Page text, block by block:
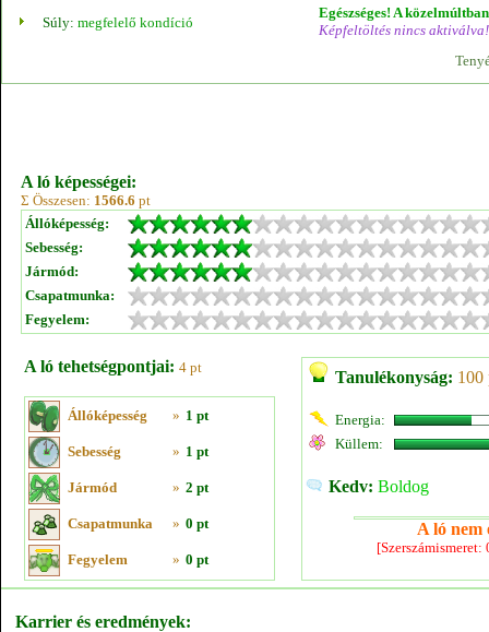
Súly: megfelelő kondíció
Egészséges! A
Képfeltöltés nincs aktiválva!
A ló képességei:
Σ Összesen: 1566.6 pt
Állóképesség:
Sebesség:
Jármód:
Csapatmunka:
Fegyelem:
A ló tehetségpontjai: 4 pt
Állóképesség » 1 pt
Sebesség » 1 pt
Jármód » 2 pt
Csapatmunka » 0 pt
Fegyelem » 0 pt
Tanulékonyság: 100
Energia:
Küllem:
Kedv: Boldog
A ló nem
Karrier és eredmények: